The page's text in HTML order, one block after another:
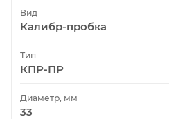
Вид
Калибр-пробка
Тип
КПР-ПР
Диаметр, мм
33